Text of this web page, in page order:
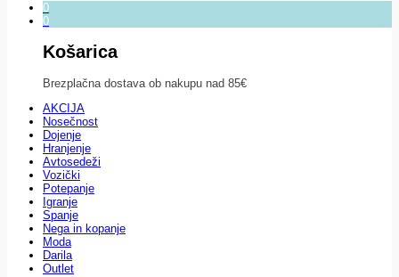
0
0
Košarica
Brezplačna dostava ob nakupu nad 85€
AKCIJA
Nosečnost
Dojenje
Hranjenje
Avtosedeži
Vozički
Potepanje
Igranje
Spanje
Nega in kopanje
Moda
Darila
Outlet